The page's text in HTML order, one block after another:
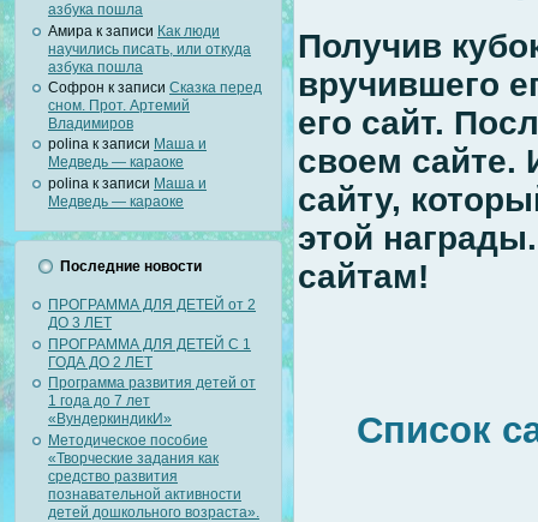
азбука пошла
Амира к записи Как люди
научились писать, или откуда
азбука пошла
Софрон к записи Сказка перед
сном. Прот. Артемий
Владимиров
polina к записи Маша и
Медведь — караоке
polina к записи Маша и
Медведь — караоке
Последние новости
ПРОГРАММА ДЛЯ ДЕТЕЙ от 2
ДО 3 ЛЕТ
ПРОГРАММА ДЛЯ ДЕТЕЙ С 1
ГОДА ДО 2 ЛЕТ
Программа развития детей от
1 года до 7 лет
«ВундеркиндикИ»
Методическое пособие
«Творческие задания как
средство развития
познавательной активности
детей дошкольного возраста».
Получив
вручившего
его сайт.
своем сайте.
сайту,
этой
сайтам!
Список